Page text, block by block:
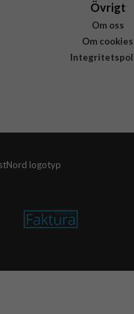
Övrigt
Om oss
Om cookies